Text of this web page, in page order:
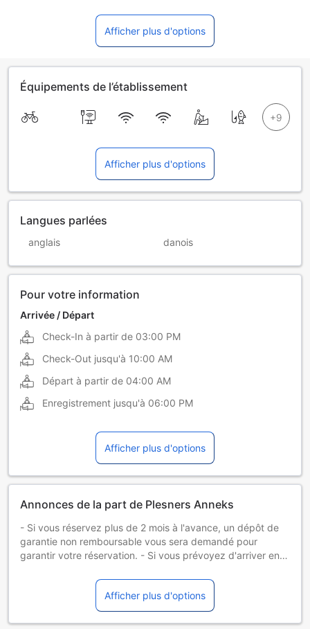
Afficher plus d'options
Équipements de l’établissement
Afficher plus d'options
Langues parlées
anglais danois
Pour votre information
Arrivée / Départ
Check-In à partir de 03:00 PM
Check-Out jusqu'à 10:00 AM
Départ à partir de 04:00 AM
Enregistrement jusqu'à 06:00 PM
Afficher plus d'options
Annonces de la part de Plesners Anneks
- Si vous réservez plus de 2 mois à l'avance, un dépôt de
garantie non remboursable vous sera demandé pour
garantir votre réservation. - Si vous prévoyez d'arriver en
le Strandvejen Apartments à l'avance. - Veuillez noter que
l’agence est fermée du 1er octobre au 1er avril. Vous
devrez contacter l’établissement au moins 1 heure avant
votre heure d’arrivée prévue. - Les animaux domestiques
Afficher plus d'options